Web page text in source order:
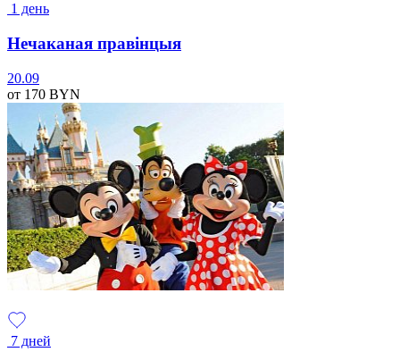
1 день
Нечаканая правінцыя
20.09
от 170 BYN
7 дней